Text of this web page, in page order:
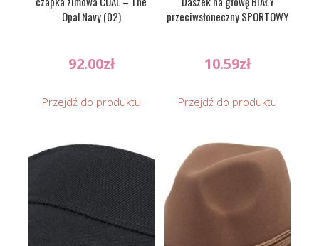
Opal Navy (02)
92.00zł
Przejdź do produktu
przeciwsłoneczny SPORTOWY
10.59zł
Przejdź do produktu